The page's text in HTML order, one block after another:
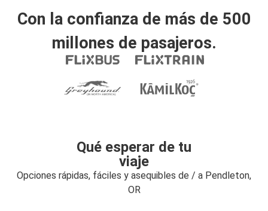
Con la confianza de más de 500
millones de pasajeros.
Qué esperar de tu
viaje
Opciones rápidas, fáciles y asequibles de / a Pendleton,
OR